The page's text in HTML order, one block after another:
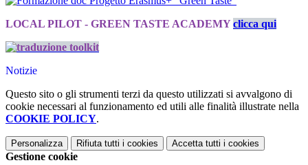
LOCAL PILOT - GREEN TASTE ACADEMYclicca qui
Notizie
Questo sito o gli strumenti terzi da questo utilizzati si avvalgono di
cookie necessari al funzionamento ed utili alle finalità illustrate nella
COOKIE POLICY.
Personalizza Rifiuta tutti i cookies Accetta tutti i cookies
Gestione cookie